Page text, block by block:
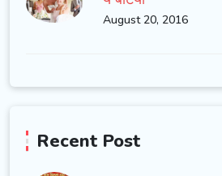
August 20, 2016
Recent Post